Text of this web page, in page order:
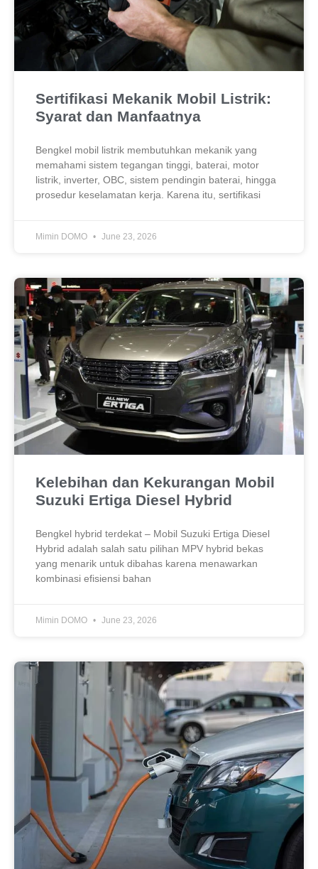
Sertifikasi Mekanik Mobil Listrik:
Syarat dan Manfaatnya
Bengkel mobil listrik membutuhkan mekanik yang
memahami sistem tegangan tinggi, baterai, motor
listrik, inverter, OBC, sistem pendingin baterai, hingga
prosedur keselamatan kerja. Karena itu, sertifikasi
Mimin DOMO June 23, 2026
Kelebihan dan Kekurangan Mobil
Suzuki Ertiga Diesel Hybrid
Bengkel hybrid terdekat – Mobil Suzuki Ertiga Diesel
Hybrid adalah salah satu pilihan MPV hybrid bekas
yang menarik untuk dibahas karena menawarkan
kombinasi efisiensi bahan
Mimin DOMO June 23, 2026